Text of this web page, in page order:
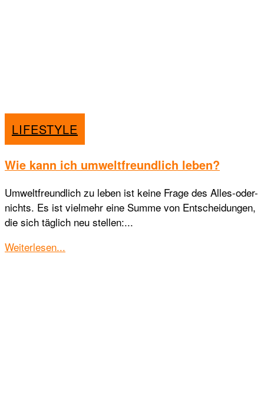
LIFESTYLE
Wie kann ich umweltfreundlich leben?
Umweltfreundlich zu leben ist keine Frage des Alles-oder-
nichts. Es ist vielmehr eine Summe von Entscheidungen,
die sich täglich neu stellen:...
Weiterlesen...